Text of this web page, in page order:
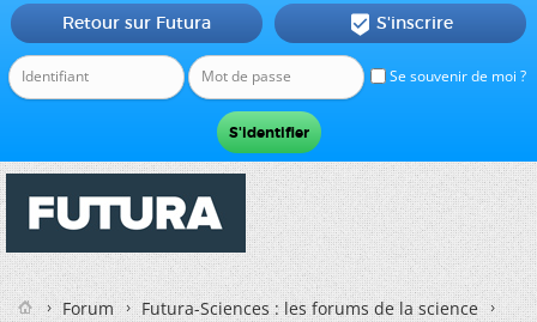
Se souvenir de moi ?
Retour sur Futura  S'inscrire
Forum
Futura-Sciences : les forums de la science